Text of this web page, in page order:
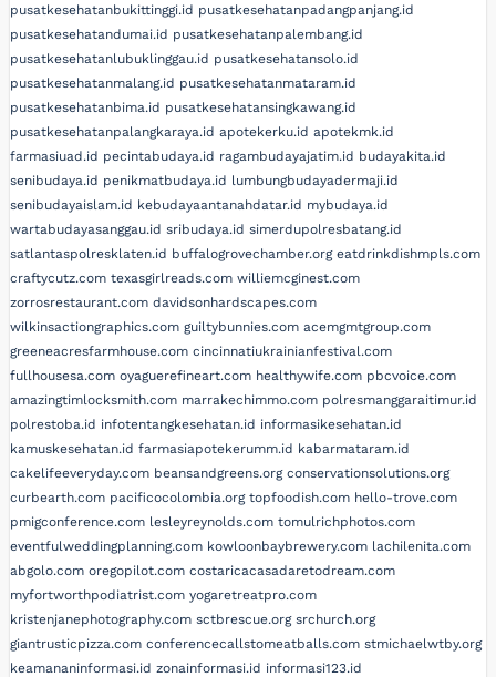
pusatkesehatanbukittinggi.id pusatkesehatanpadangpanjang.id
pusatkesehatandumai.id pusatkesehatanpalembang.id
pusatkesehatanlubuklinggau.id pusatkesehatansolo.id
pusatkesehatanmalang.id pusatkesehatanmataram.id
pusatkesehatanbima.id pusatkesehatansingkawang.id
pusatkesehatanpalangkaraya.id apotekerku.id apotekmk.id
farmasiuad.id pecintabudaya.id ragambudayajatim.id budayakita.id
senibudaya.id penikmatbudaya.id lumbungbudayadermaji.id
senibudayaislam.id kebudayaantanahdatar.id mybudaya.id
wartabudayasanggau.id sribudaya.id simerdupolresbatang.id
satlantaspolresklaten.id buffalogrovechamber.org eatdrinkdishmpls.com
craftycutz.com texasgirlreads.com williemcginest.com
zorrosrestaurant.com davidsonhardscapes.com
wilkinsactiongraphics.com guiltybunnies.com acemgmtgroup.com
greeneacresfarmhouse.com cincinnatiukrainianfestival.com
fullhousesa.com oyaguerefineart.com healthywife.com pbcvoice.com
amazingtimlocksmith.com marrakechimmo.com polresmanggaraitimur.id
polrestoba.id infotentangkesehatan.id informasikesehatan.id
kamuskesehatan.id farmasiapotekerumm.id kabarmataram.id
cakelifeeveryday.com beansandgreens.org conservationsolutions.org
curbearth.com pacificocolombia.org topfoodish.com hello-trove.com
pmigconference.com lesleyreynolds.com tomulrichphotos.com
eventfulweddingplanning.com kowloonbaybrewery.com lachilenita.com
abgolo.com oregopilot.com costaricacasadaretodream.com
myfortworthpodiatrist.com yogaretreatpro.com
kristenjanephotography.com sctbrescue.org srchurch.org
giantrusticpizza.com conferencecallstomeatballs.com stmichaelwtby.org
keamananinformasi.id zonainformasi.id informasi123.id